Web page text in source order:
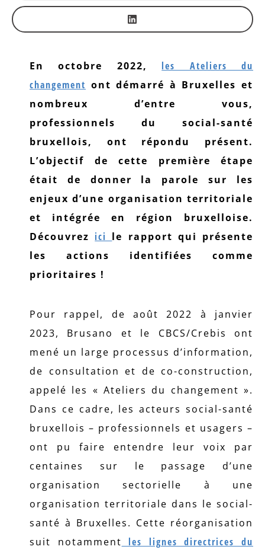
En octobre 2022, les Ateliers du
changement ont démarré à Bruxelles et
nombreux d’entre vous,
professionnels du social-santé
bruxellois, ont répondu présent.
L’objectif de cette première étape
était de donner la parole sur les
enjeux d’une organisation territoriale
et intégrée en région bruxelloise.
Découvrez ici le rapport qui présente
les actions identifiées comme
prioritaires !
Pour rappel, de août 2022 à janvier
2023, Brusano et le CBCS/Crebis ont
mené un large processus d’information,
de consultation et de co-construction,
appelé les « Ateliers du changement ».
Dans ce cadre, les acteurs social-santé
bruxellois – professionnels et usagers –
ont pu faire entendre leur voix par
centaines sur le passage d’une
organisation sectorielle à une
organisation territoriale dans le social-
santé à Bruxelles. Cette réorganisation
suit notamment les lignes directrices du